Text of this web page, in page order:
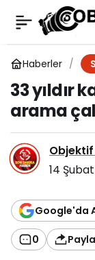
Haberler
33 yıldır
arama
14
Google'da
0
33 yıldır kayıp
kadın için
çalışması